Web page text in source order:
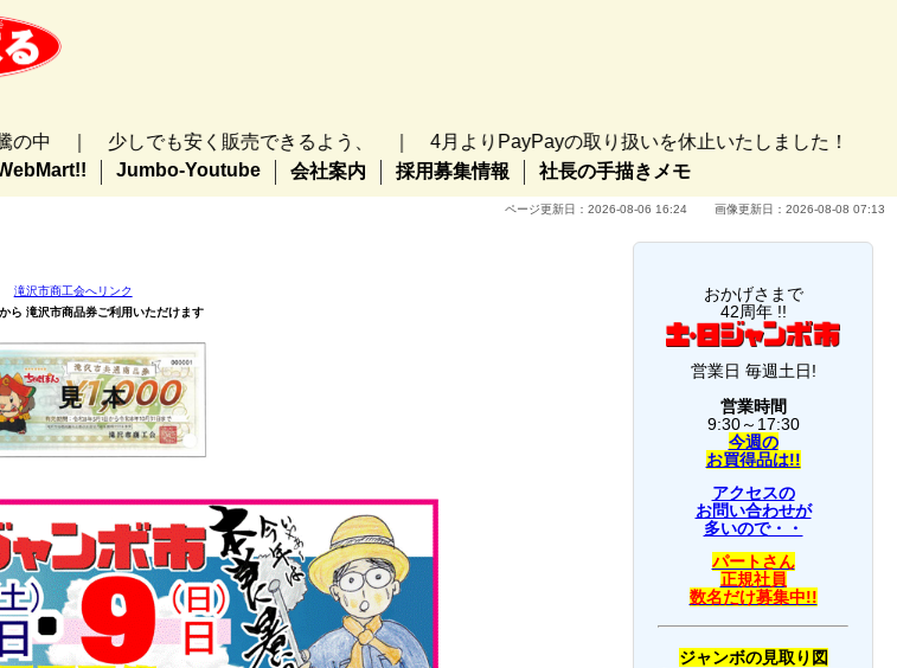
しでも安く販売できるよう、 ｜ 4月よりPayPayの取り扱いを休止いたしました！ ｜ よ
Jumbo-Youtube 会社案内 採用募集情報 社長の手描きメモ
ページ更新日：2026-08-06 16:24 画像更新日：2026-08-08 07:13
滝沢市商工会へリンク
ら 滝沢市商品券ご利用いただけます
おかげさまで
42周年 !!
営業日 毎週土日!
営業時間
9:30～17:30
今週の
お買得品は!!
アクセスの
お問い合わせが
多いので・・
パートさん
正規社員
数名だけ募集中!!
ジャンボの見取り図